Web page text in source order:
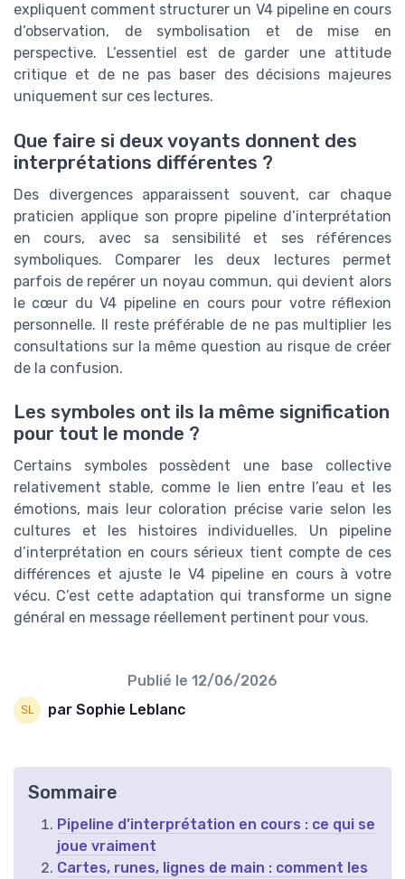
expliquent comment structurer un V4 pipeline en cours
d’observation, de symbolisation et de mise en
perspective. L’essentiel est de garder une attitude
critique et de ne pas baser des décisions majeures
uniquement sur ces lectures.
Que faire si deux voyants donnent des
interprétations différentes ?
Des divergences apparaissent souvent, car chaque
praticien applique son propre pipeline d’interprétation
en cours, avec sa sensibilité et ses références
symboliques. Comparer les deux lectures permet
parfois de repérer un noyau commun, qui devient alors
le cœur du V4 pipeline en cours pour votre réflexion
personnelle. Il reste préférable de ne pas multiplier les
consultations sur la même question au risque de créer
de la confusion.
Les symboles ont ils la même signification
pour tout le monde ?
Certains symboles possèdent une base collective
relativement stable, comme le lien entre l’eau et les
émotions, mais leur coloration précise varie selon les
cultures et les histoires individuelles. Un pipeline
d’interprétation en cours sérieux tient compte de ces
différences et ajuste le V4 pipeline en cours à votre
vécu. C’est cette adaptation qui transforme un signe
général en message réellement pertinent pour vous.
Publié le 12/06/2026
par Sophie Leblanc
Sommaire
Pipeline d’interprétation en cours : ce qui se
joue vraiment
Cartes, runes, lignes de main : comment les